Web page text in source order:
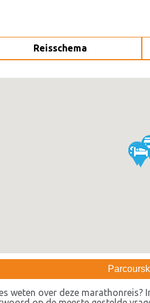
Reisschema
weten over deze marathonreis?